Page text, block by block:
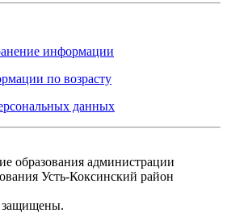
информации
по возрасту
данных
образования администрации
Усть-Коксинский район
защищены.